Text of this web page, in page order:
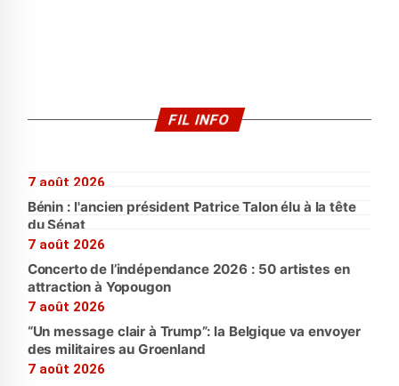
FIL INFO
7 août 2026
Bénin : l'ancien président Patrice Talon élu à la tête
du Sénat
7 août 2026
Concerto de l’indépendance 2026 : 50 artistes en
attraction à Yopougon
7 août 2026
“Un message clair à Trump”: la Belgique va envoyer
des militaires au Groenland
7 août 2026